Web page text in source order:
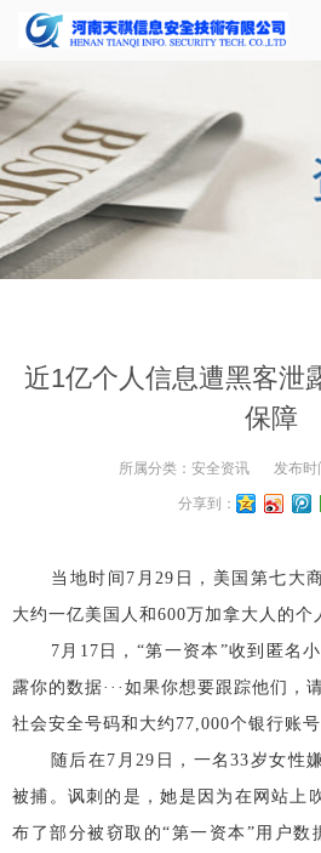
近1亿个人信息遭黑客泄
保障
所属分类： 安全资讯 发布时
分享到：
当地时间7月29日，美国第七大
大约一亿美国人和600万加拿大人的个
7月17日，“第一资本”收到匿名
露你的数据···如果你想要跟踪他们，
社会安全号码和大约77,000个银行账号
随后在7月29日，一名33岁女性
被捕。 讽刺的是，她是因为在网站上
布了部分被窃取的“第一资本”用户